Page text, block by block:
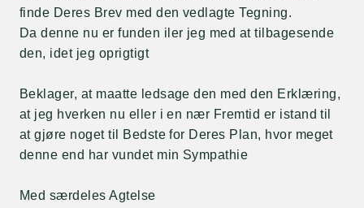
finde Deres Brev med den vedlagte Tegning.
Da denne nu er funden iler jeg med at tilbagesende
den, idet jeg oprigtigt
Beklager, at maatte ledsage den med den Erklæring,
at jeg hverken nu eller i en nær Fremtid er istand til
at gjøre noget til Bedste for Deres Plan, hvor meget
denne end har vundet min Sympathie
Med særdeles Agtelse